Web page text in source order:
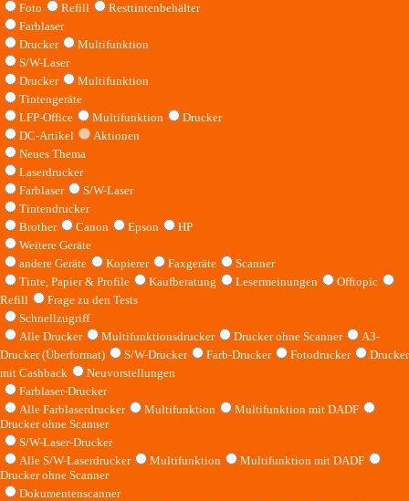
Foto
Refill
Resttintenbehälter
Farblaser
Drucker
Multifunktion
S/W-Laser
Drucker
Multifunktion
Tintengeräte
LFP-Office
Multifunktion
Drucker
DC-Artikel
Aktionen
Neues Thema
Laserdrucker
Farblaser
S/W-Laser
Tintendrucker
Brother
Canon Epson
HP
Weitere Geräte
andere Geräte
Kopierer Faxgeräte
Scanner
Tinte, Papier & Profile
Kaufberatung Lesermeinungen
Offtopic
Refill
Frage zu den Tests
Schnellzugriff
Alle Drucker
Multifunktionsdrucker Drucker ohne Scanner
A3-
Drucker (Überformat)
S/W-Drucker Farb-Drucker Fotodrucker
Drucker
mit Cashback
Neuvorstellungen
Farblaser-Drucker
Alle Farblaserdrucker
Multifunktion
Multifunktion mit DADF
Drucker ohne Scanner
S/W-Laser-Drucker
Alle S/W-Laserdrucker
Multifunktion
Multifunktion mit DADF
Drucker ohne Scanner
Dokumentenscanner